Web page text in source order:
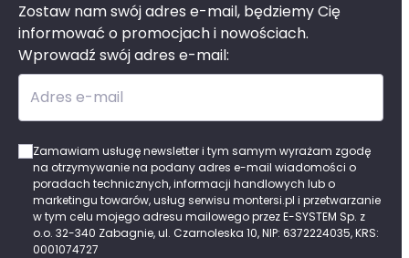
Zostaw nam swój adres e-mail, będziemy Cię
informować o promocjach i nowościach.
Wprowadź swój adres e-mail:
Adres e-mail
Zamawiam usługę newsletter i tym samym wyrażam zgodę
na otrzymywanie na podany adres e-mail wiadomości o
poradach technicznych, informacji handlowych lub o
marketingu towarów, usług serwisu montersi.pl i przetwarzanie
w tym celu mojego adresu mailowego przez E-SYSTEM Sp. z
o.o. 32-340 Zabagnie, ul. Czarnoleska 10, NIP: 6372224035, KRS:
0001074727